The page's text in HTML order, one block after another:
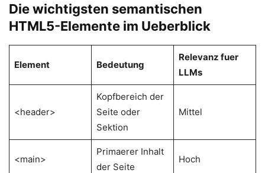
Die wichtigsten semantischen
HTML5-Elemente im Ueberblick
Element Bedeutung
Relevanz fuer
LLMs
<header>
Kopfbereich der
Seite oder
Sektion
Mittel
<main>
Primaerer Inhalt
der Seite
Hoch